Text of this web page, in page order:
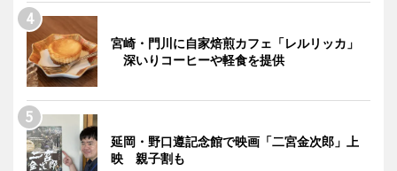
宮崎・門川に自家焙煎カフェ「レルリッカ」
深いりコーヒーや軽食を提供
延岡・野口遵記念館で映画「二宮金次郎」上
映 親子割も